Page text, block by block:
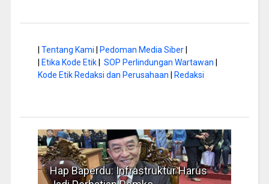
Tentang Kami Pedoman Media Siber|
Etika Kode Etik| SOP Perlindungan Wartawan
Kode Etik Redaksi dan Perusahaan
Redaksi
Hap Baperdu: Infrastruktur Harus